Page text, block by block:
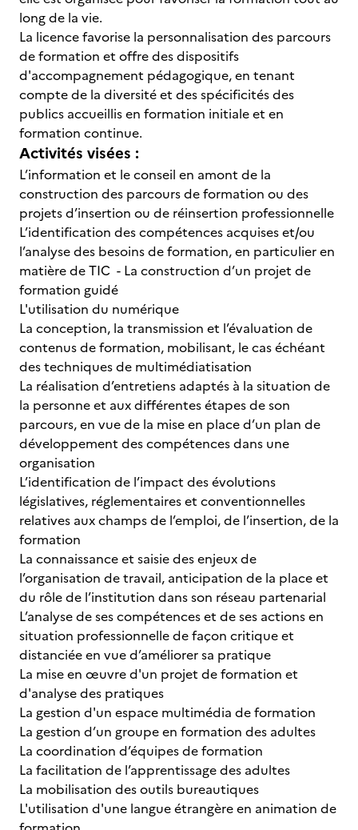
long de la vie.
La licence favorise la personnalisation des parcours
de formation et offre des dispositifs
d'accompagnement pédagogique, en tenant
compte de la diversité et des spécificités des
publics accueillis en formation initiale et en
formation continue.
Activités visées :
L’information et le conseil en amont de la
construction des parcours de formation ou des
projets d’insertion ou de réinsertion professionnelle
L’identification des compétences acquises et/ou
l’analyse des besoins de formation, en particulier en
matière de TIC - La construction d’un projet de
formation guidé
L'utilisation du numérique
La conception, la transmission et l’évaluation de
contenus de formation, mobilisant, le cas échéant
des techniques de multimédiatisation
La réalisation d’entretiens adaptés à la situation de
la personne et aux différentes étapes de son
parcours, en vue de la mise en place d’un plan de
développement des compétences dans une
organisation
L’identification de l’impact des évolutions
législatives, réglementaires et conventionnelles
relatives aux champs de l’emploi, de l’insertion, de la
formation
La connaissance et saisie des enjeux de
l’organisation de travail, anticipation de la place et
du rôle de l’institution dans son réseau partenarial
L’analyse de ses compétences et de ses actions en
situation professionnelle de façon critique et
distanciée en vue d’améliorer sa pratique
La mise en œuvre d'un projet de formation et
d'analyse des pratiques
La gestion d'un espace multimédia de formation
La gestion d’un groupe en formation des adultes
La coordination d’équipes de formation
La facilitation de l’apprentissage des adultes
La mobilisation des outils bureautiques
L'utilisation d'une langue étrangère en animation de